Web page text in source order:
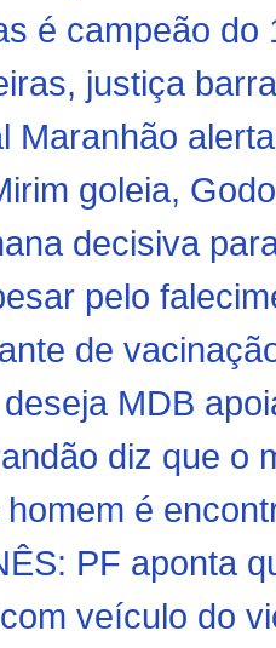
é campeão do
justiça
Maranhão
goleia,
decisiva
pelo
de
MDB
diz que o
é
PF aponta
veículo do